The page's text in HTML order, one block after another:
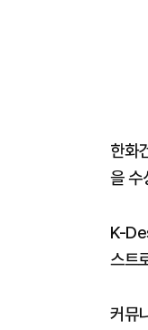
한화
을 수
K-
스트
커뮤